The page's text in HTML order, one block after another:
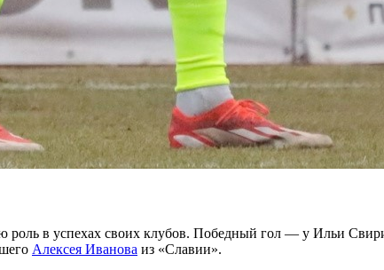
роль в успехах своих клубов. Победный гол — у Ильи
Алексея Иванова из «Славии».